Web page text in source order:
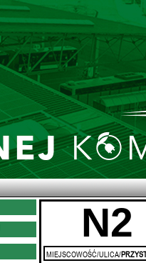
N2
MIEJSCOWOŚĆ/ULICA/